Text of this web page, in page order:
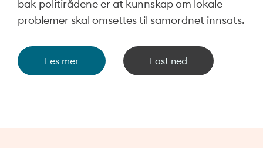
bak politirådene er at kunnskap om lokale
problemer skal omsettes til samordnet innsats.
Les mer Last ned